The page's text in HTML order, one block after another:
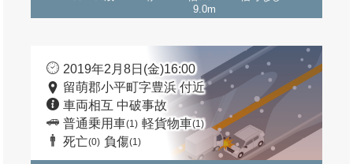
9.0m
2019年2月8日(金)16:00
留萌郡小平町字豊浜 付近
車両相互 中破事故
普通乗用車(1) 軽貨物車(1)
死亡(0) 負傷(1)